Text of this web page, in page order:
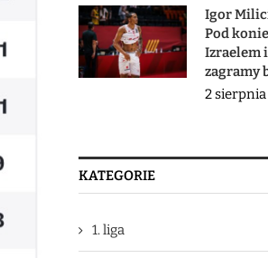
Igor
Pod
Izraelem
zagramy
2 sierpnia
KATEGORIE
1. liga